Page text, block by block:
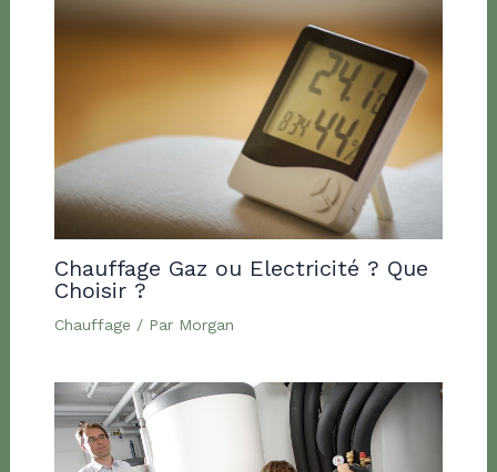
Chauffage Gaz ou Electricité ? Que
Choisir ?
Chauffage / Par Morgan